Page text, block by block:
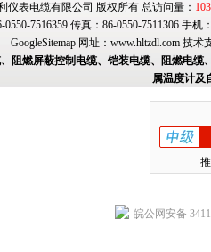
仪表电缆有限公司 版权所有 总访问量：
0550-7516359 传真：86-0550-7511306 手
GoogleSitemap网址： www.hltzdl.com技术
阻燃屏蔽控制电缆、铠装电缆、阻燃电
属温度计及
皖公网安备